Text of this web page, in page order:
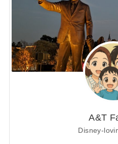
A&T
Disney-